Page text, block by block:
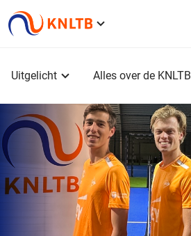
Uitgelicht Alles over de KNLTB